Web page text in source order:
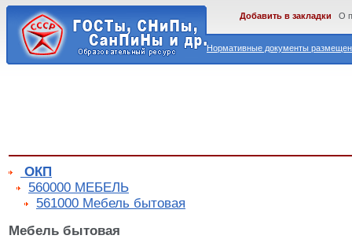
Нормативные документы
Добавить в закладки О
ОКП
560000 МЕБЕЛЬ
561000 Мебель бытовая
Мебель бытовая